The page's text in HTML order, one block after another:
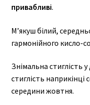
привабливі.
М’якуш білий,
гармонійного кисло-
Знімальна стиглість
стиглість
середини жовтня.